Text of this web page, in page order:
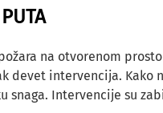
na otvorenom
devet intervencija. Kako
snaga. Intervencije su